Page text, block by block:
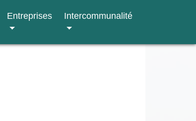
Entreprises Intercommunalité